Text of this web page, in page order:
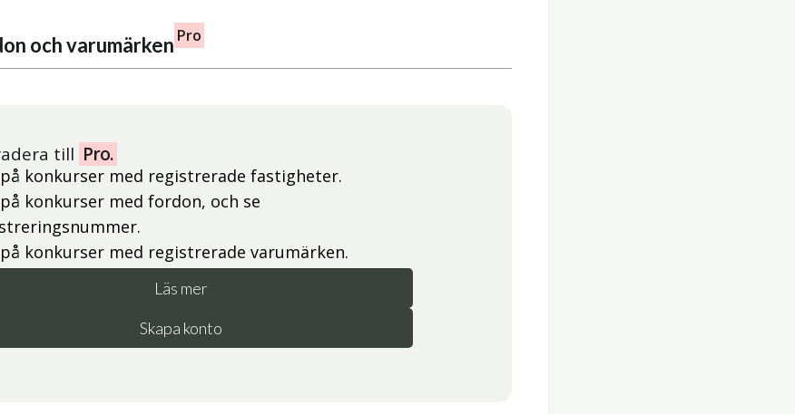
och varumärken Pro
till Pro.
konkurser med registrerade fastigheter.
konkurser med fordon, och se
konkurser med registrerade varumärken.
Läs mer
Skapa konto